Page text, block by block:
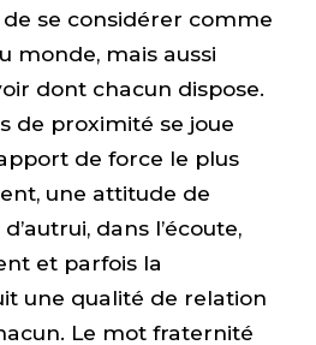
de se considérer comme
monde, mais aussi
dont chacun dispose.
de proximité se joue
de force le plus
une attitude de
dans l’écoute,
et parfois la
une qualité de relation
Le mot fraternité